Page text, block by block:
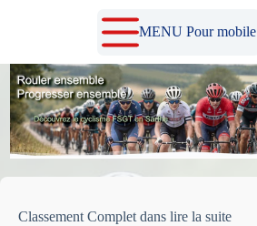
MENU Pour mobile
Classement Complet dans lire la suite